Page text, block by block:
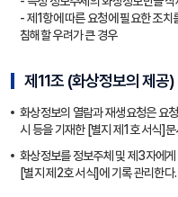
- 제1항에 따른 요청에 필요한 조
침해할 우려가 큰 경우
제11조 (화상정보의 제공)
화상정보의 열람과 재생요청은 요
시 등을 기재한 [별지 제1호 서식]
화상정보를 정보주체 및 제3자에
[별지 제2호 서식]에 기록 관리한다.